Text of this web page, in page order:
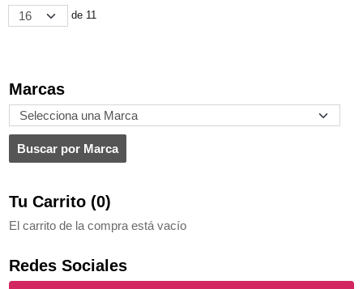
Marcas
Tu Carrito (0)
El carrito de la compra está vacío
Redes Sociales
de 11